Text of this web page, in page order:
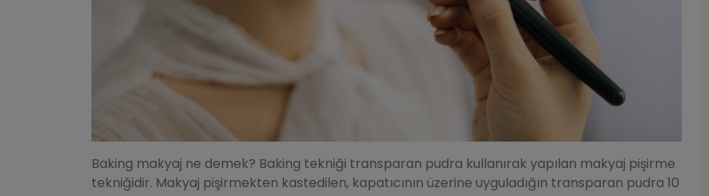
Baking makyaj ne demek? Baking tekniği transparan pudra kullanırak yapılan makyaj pişirme
tekniğidir. Makyaj pişirmekten kastedilen, kapatıcının üzerine uyguladığın transparan pudra 10